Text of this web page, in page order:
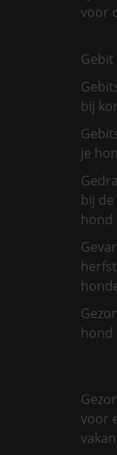
voor
bij
je
bij
hond
hond
voor